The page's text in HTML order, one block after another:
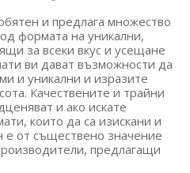
и предлага множество
формата на уникални,
за всеки вкус и усещане
ви дават възможности да
и уникални и изразите
Качествените и трайни
и ако искате
които да са изискани и
е от съществено значение
предлагащи